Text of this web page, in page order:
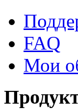
FAQ
Мои